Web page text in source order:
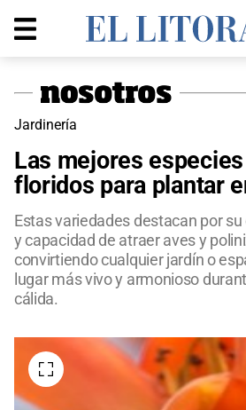
Jardinería
Las mejores
floridos para plantar
Estas variedades destacan por
y capacidad de atraer aves y
convirtiendo cualquier jardín o
lugar más vivo y armonioso
cálida.